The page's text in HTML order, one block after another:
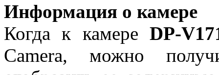
Информация о камере
Когда к камере DP-
Camera, можно